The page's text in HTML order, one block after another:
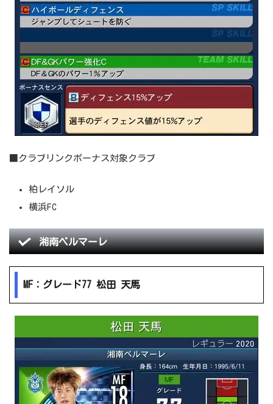
■クラブリンクボーナス対象クラブ
柏レイソル
横浜FC
湘南ベルマーレ
MF：グレード77 松田 天馬